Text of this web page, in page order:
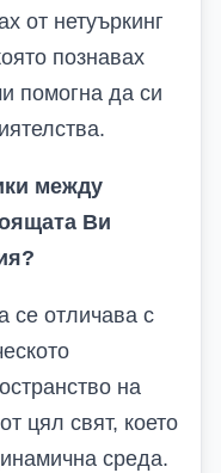
от нетуъркинг
познавах
помогна да си
между
Ви
се отличава с
на
цял свят, което
среда.